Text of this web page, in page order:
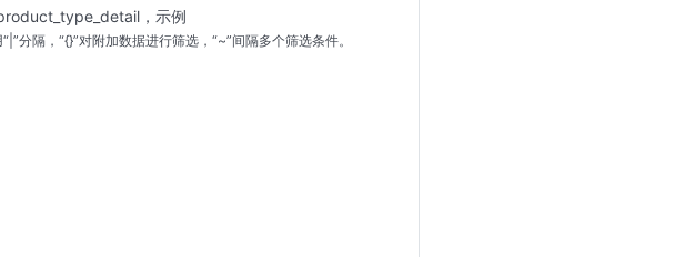
，示例
分隔，“{}”对附加数据进行筛选，“~”间隔多个筛选条件。